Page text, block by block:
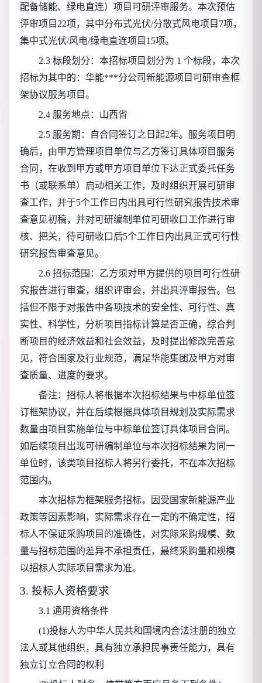
配备储能、绿电直连）项目可研评审服务。本次预估
评审项目22项，其中分布式光伏/分散式风电项目7项，
集中式光伏/风电/绿电直连项目15项。
2.3 标段划分：本招标项目划分为 1 个标段，本次
招标为其中的：华能***分公司新能源项目可研审查框
架协议服务项目。
2.4 服务地点：山西省
2.5 服务期：自合同签订之日起2年。服务项目明
确后，由甲方管理项目单位与乙方签订具体项目服务
合同，在收到甲方或甲方项目单位下达正式委托任务
书（或联系单）启动相关工作，及时组织开展可研审
查工作，并于5个工作日内出具可行性研究报告技术审
查意见初稿，并对可研编制单位可研收口工作进行审
核、把关，待可研收口后5个工作日内出具正式可行性
研究报告审查意见。
2.6 招标范围：乙方须对甲方提供的项目可行性研
究报告进行审查，组织评审会，并出具评审报告。包
括但不限于对报告中各项技术的安全性、可行性、真
实性、科学性，分析项目指标计算是否正确，综合判
断项目的经济效益和社会效益，及时提出修改完善意
见，符合国家及行业规范，满足华能集团及甲方对审
查质量、进度的要求。
备注：招标人将根据本次招标结果与中标单位签
订框架协议，并在后续根据具体项目规划及实际需求
数量由项目实施单位与中标单位签订具体项目合同。
如后续项目出现可研编制单位与本次招标结果为同一
单位时，该类项目招标人将另行委托，不在本次招标
范围内。
本次招标为框架服务招标，因受国家新能源产业
政策等因素影响，实际需求存在一定的不确定性，招
标人不保证采购项目的准确性，对实际采购规模、数
量与招标范围的差异不承担责任，最终采购量和规模
以招标人实际项目需求为准。
3. 投标人资格要求
3.1 通用资格条件
(1)投标人为中华人民共和国境内合法注册的独立
法人或其他组织，具有独立承担民事责任能力，具有
独立订立合同的权利